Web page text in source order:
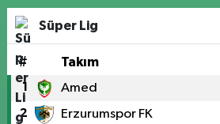
Süper Lig
# Takım
1 Amed
2 Erzurumspor FK